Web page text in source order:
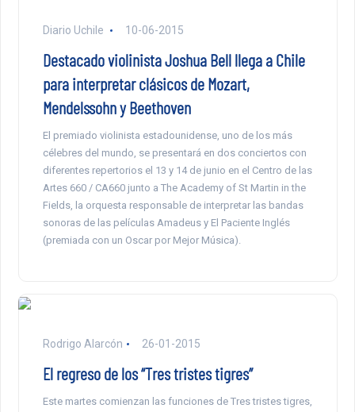
Diario Uchile 10-06-2015
Destacado violinista Joshua Bell llega a Chile
para interpretar clásicos de Mozart,
Mendelssohn y Beethoven
El premiado violinista estadounidense, uno de los más
célebres del mundo, se presentará en dos conciertos con
diferentes repertorios el 13 y 14 de junio en el Centro de las
Artes 660 / CA660 junto a The Academy of St Martin in the
Fields, la orquesta responsable de interpretar las bandas
sonoras de las películas Amadeus y El Paciente Inglés
(premiada con un Oscar por Mejor Música).
Rodrigo Alarcón 26-01-2015
El regreso de los “Tres tristes tigres”
Este martes comienzan las funciones de Tres tristes tigres,